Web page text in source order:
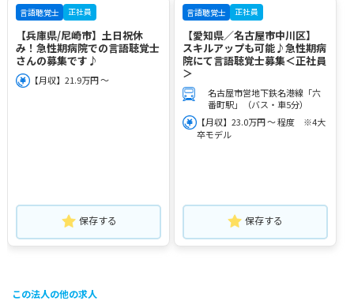
言語聴覚士 正社員
【兵庫県/尼崎市】土日祝休
み！急性期病院での言語聴覚士
さんの募集です♪
【月収】21.9万円 ～
保存する
言語聴覚士 正社員
【愛知県／名古屋市中川区】
スキルアップも可能♪急性期病
院にて言語聴覚士募集＜正社員
＞
名古屋市営地下鉄名港線「六
番町駅」（バス・車5分）
【月収】23.0万円 ～ 程度 ※4大
卒モデル
保存する
この法人の他の求人